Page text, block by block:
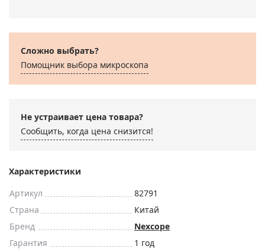
Сложно выбрать?
Помощник выбора микроскoпа
Не устраивает цена товара?
Сообщить, когда цена снизится!
Характеристики
Артикул
82791
Страна
Китай
Бренд
Nexcope
Гарантия
1 год